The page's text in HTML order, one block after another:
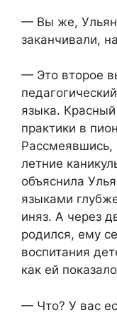
— Вы же,
заканчивали,
— Это второе
языка.
практики в
летние
объяснила
языками
иняз. А через
родился, ему
воспитания
как ей
— Что? У вас